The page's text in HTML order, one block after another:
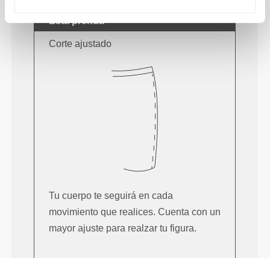
Esta prenda
Corte ajustado
Tu cuerpo te seguirá en cada
movimiento que realices. Cuenta con un
mayor ajuste para realzar tu figura.